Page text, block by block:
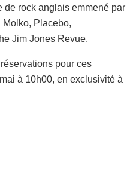
de rock anglais emmené par
Molko, Placebo,
Jim Jones Revue.
pour ces
à 10h00, en exclusivité à